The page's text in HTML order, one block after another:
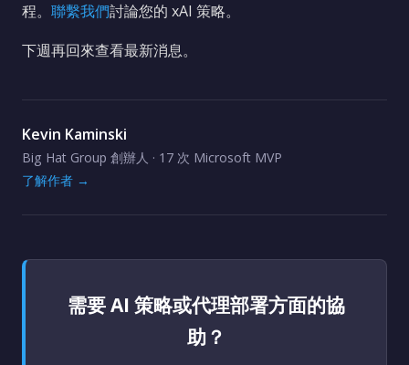
程。 聯繫我們討論您的 xAI 策略。
下週再回來查看最新消息。
Kevin Kaminski
Big Hat Group 創辦人 · 17 次 Microsoft MVP
了解作者 →
需要 AI 策略或代理部署方面的協
助？